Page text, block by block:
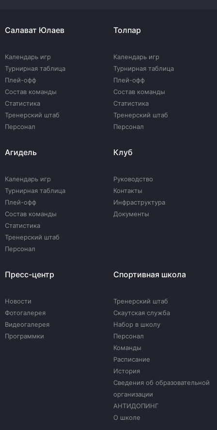
Салават Юлаев
Календарь игр
Турнирная таблица
Плей-офф
Состав команды
Статистика
Тренерский штаб
Персонал
Толпар
Календарь игр
Турнирная таблица
Плей-офф
Состав команды
Статистика
Тренерский штаб
Персонал
Агидель
Календарь игр
Турнирная таблица
Плей-офф
Состав команды
Статистика
Тренерский штаб
Персонал
Клуб
Руководство
Контакты
Инфраструктура
Документы
Пресс-центр
Новости
Фотогалерея
Видеогалерея
Программки
Спортивная школа
Тренерский штаб
Скаутская служба
Набор в школу
Персонал
Команды
Расписание
История
Сведения об образовательной
организации
АНТИДОПИНГ
О школе